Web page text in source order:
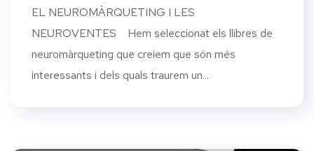
EL NEUROMÀRQUETING I LES
NEUROVENTES Hem seleccionat els llibres de
neuromàrqueting que creiem que són més
interessants i dels quals traurem un...